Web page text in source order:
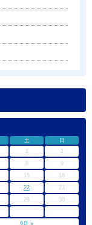
土
日
2
8
9
15
16
22
23
29
30
9月 »